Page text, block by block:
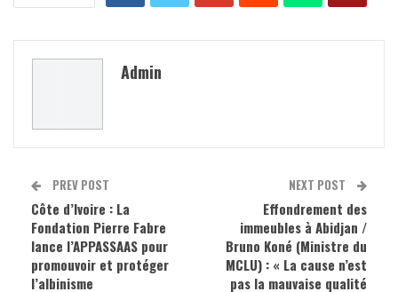
Admin
PREV POST
Côte d’Ivoire : La
Fondation Pierre Fabre
lance l’APPASSAAS pour
promouvoir et protéger
l’albinisme
NEXT POST
Effondrement des
immeubles à Abidjan /
Bruno Koné (Ministre du
MCLU) : « La cause n’est
pas la mauvaise qualité